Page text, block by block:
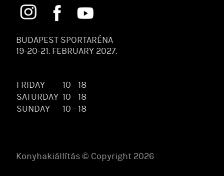
BUDAPEST SPORTARÉNA
19-20-21. FEBRUARY 2027.
FRIDAY
10 - 18
SATURDAY 10 - 18
SUNDAY
10 - 18
Konyhakiállítás © Copyright 2026